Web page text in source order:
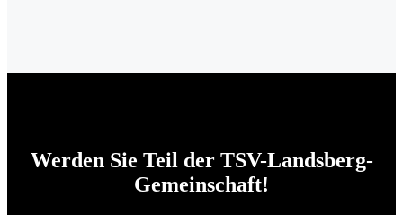
Werden Sie Teil der TSV-Landsberg-
Gemeinschaft!